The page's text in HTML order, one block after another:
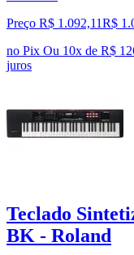
Preço R$ 1.092,11R$
no Pix Ou 10x de R$
juros
Teclado
BK - Roland